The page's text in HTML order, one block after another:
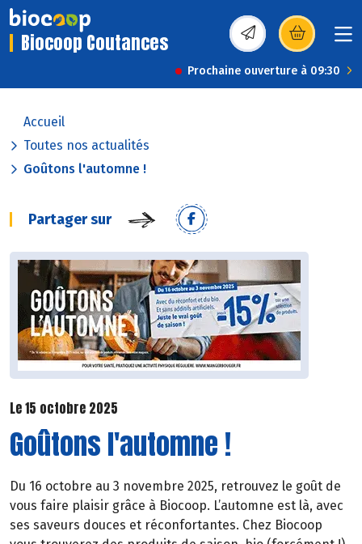
Biocoop Coutances (s’ouvre dans une
Prochaine ouverture à 09:30
Accueil
Toutes nos actualités
Goûtons l'automne !
Partager sur
Le 15 octobre 2025
Goûtons l'automne !
Du 16 octobre au 3 novembre 2025, retrouvez le goût de
vous faire plaisir grâce à Biocoop. L’automne est là, avec
ses saveurs douces et réconfortantes. Chez Biocoop